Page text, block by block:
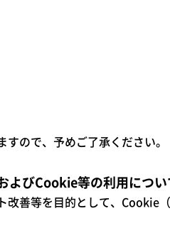
ので、予めご了承ください。
よびCookie等の利用につい
善等を目的として、Cookie